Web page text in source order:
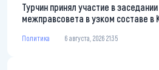
Турчин принял участие в
межправсовета в узком составе в
Политика 6 августа, 2026 21:35